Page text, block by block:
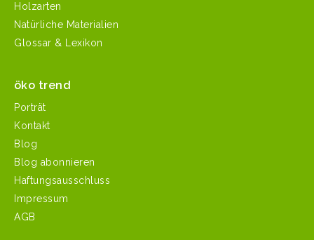
Holzarten
Natürliche Materialien
Glossar & Lexikon
öko trend
Porträt
Kontakt
Blog
Blog abonnieren
Haftungsausschluss
Impressum
AGB